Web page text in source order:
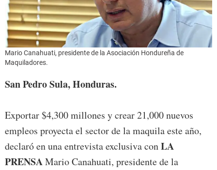
Mario Canahuati, presidente de la Asociación Hondureña de
Maquiladores.
San Pedro Sula, Honduras.
Exportar $4,300 millones y crear 21,000 nuevos
empleos proyecta el sector de la maquila este año,
declaró en una entrevista exclusiva conLA
PRENSAMario Canahuati, presidente de la